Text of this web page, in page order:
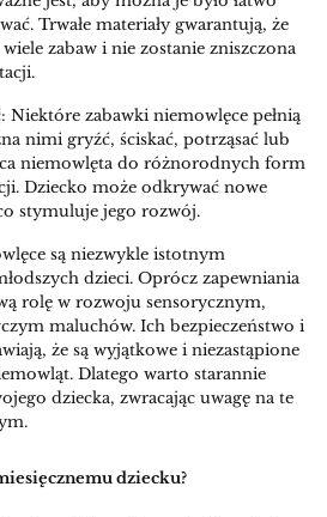
Trwałe materiały gwarantują, że
zabaw i nie zostanie zniszczona
zabawki niemowlęce pełnią
nimi gryźć, ściskać, potrząsać lub
niemowlęta do różnorodnych form
Dziecko może odkrywać nowe
stymuluje jego rozwój.
są niezwykle istotnym
dzieci. Oprócz zapewniania
rolę w rozwoju sensorycznym,
maluchów. Ich bezpieczeństwo i
że są wyjątkowe i niezastąpione
Dlatego warto starannie
dziecka, zwracając uwagę na te
dziecku?